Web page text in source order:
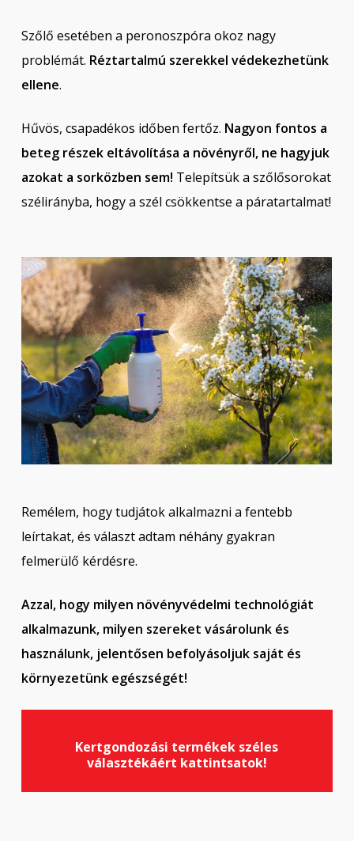
Szőlő esetében a peronoszpóra okoz nagy
problémát. Réztartalmú szerekkel védekezhetünk
ellene.
Hűvös, csapadékos időben fertőz. Nagyon fontos a
beteg részek eltávolítása a növényről, ne hagyjuk
azokat a sorközben sem! Telepítsük a szőlősorokat
szélirányba, hogy a szél csökkentse a páratartalmat!
Remélem, hogy tudjátok alkalmazni a fentebb
leírtakat, és választ adtam néhány gyakran
felmerülő kérdésre.
Azzal, hogy milyen növényvédelmi technológiát
alkalmazunk, milyen szereket vásárolunk és
használunk, jelentősen befolyásoljuk saját és
környezetünk egészségét!
Kertgondozási termékek széles
választékáért kattintsatok!